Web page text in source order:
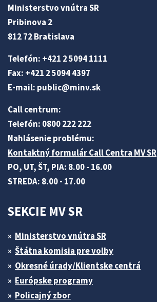
Ministerstvo vnútra SR
Pribinova 2
812 72 Bratislava
Telefón: +421 2 5094 1111
Fax: +421 2 5094 4397
E-mail: public@minv.sk
Call centrum:
Telefón: 0800 222 222
Nahlásenie problému:
Kontaktný formulár Call Centra MV SR
PO, UT, ŠT, PIA: 8.00 - 16.00
STREDA: 8.00 - 17.00
SEKCIE MV SR
Ministerstvo vnútra SR
Štátna komisia pre volby
Okresné úrady/Klientske centrá
Európske programy
Policajný zbor